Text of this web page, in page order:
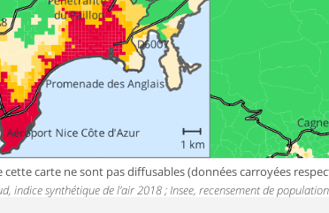
cette carte ne sont pas diffusables (données carroyées
indice synthétique de l’air 2018 ; Insee, recensement de